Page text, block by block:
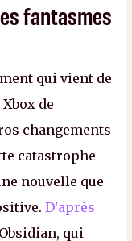
fantasmes
qui vient de
de
changements
catastrophe
nouvelle que
D'après
qui